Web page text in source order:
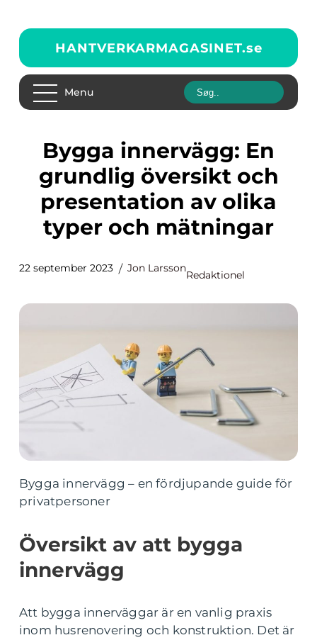
HANTVERKARMAGASINET.se
Menu
Bygga innervägg: En
grundlig översikt och
presentation av olika
typer och mätningar
22 september 2023 Jon Larsson
Redaktionel
Bygga innervägg – en fördjupande guide för
privatpersoner
Översikt av att bygga
innervägg
Att bygga innerväggar är en vanlig praxis
inom husrenovering och konstruktion. Det är